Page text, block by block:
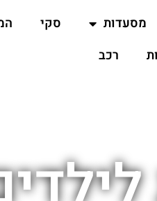
מסעדות סקי
רכב